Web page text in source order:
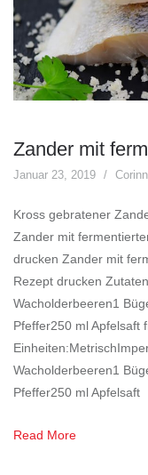
Zander mit
Januar 23, 2019
Kross gebratener
Zander mit
drucken Zander mit
Rezept drucken
Wacholderbeeren1
Pfeffer250 ml Apfelsaft
Wacholderbeeren1
Pfeffer250 ml Apfelsaft
Read More